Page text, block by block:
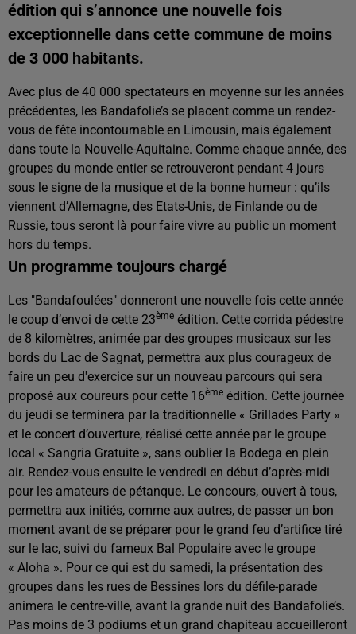
édition qui s’annonce une nouvelle fois
exceptionnelle dans cette commune de moins
de 3 000 habitants.
Avec plus de 40 000 spectateurs en moyenne sur les années
précédentes, les Bandafolie’s se placent comme un rendez-
vous de fête incontournable en Limousin, mais également
dans toute la Nouvelle-Aquitaine. Comme chaque année, des
groupes du monde entier se retrouveront pendant 4 jours
sous le signe de la musique et de la bonne humeur : qu’ils
viennent d’Allemagne, des Etats-Unis, de Finlande ou de
Russie, tous seront là pour faire vivre au public un moment
hors du temps.
Un programme toujours chargé
Les "Bandafoulées" donneront une nouvelle fois cette année
le coup d’envoi de cette 23ème édition. Cette corrida pédestre
de 8 kilomètres, animée par des groupes musicaux sur les
bords du Lac de Sagnat, permettra aux plus courageux de
faire un peu d'exercice sur un nouveau parcours qui sera
proposé aux coureurs pour cette 16ème édition. Cette journée
du jeudi se terminera par la traditionnelle « Grillades Party »
et le concert d’ouverture, réalisé cette année par le groupe
local « Sangria Gratuite », sans oublier la Bodega en plein
air. Rendez-vous ensuite le vendredi en début d’après-midi
pour les amateurs de pétanque. Le concours, ouvert à tous,
permettra aux initiés, comme aux autres, de passer un bon
moment avant de se préparer pour le grand feu d’artifice tiré
sur le lac, suivi du fameux Bal Populaire avec le groupe
« Aloha ». Pour ce qui est du samedi, la présentation des
groupes dans les rues de Bessines lors du défile-parade
animera le centre-ville, avant la grande nuit des Bandafolie’s.
Pas moins de 3 podiums et un grand chapiteau accueilleront